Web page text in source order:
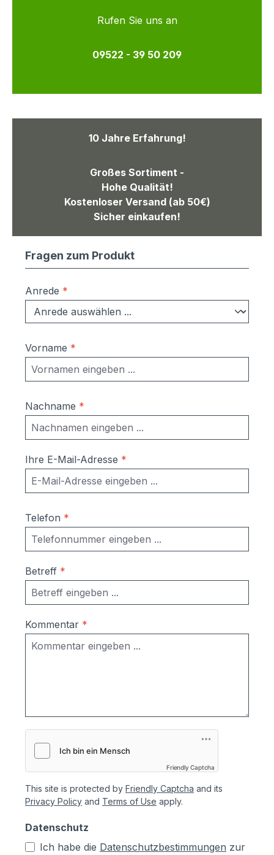
Rufen Sie uns an
09522 - 39 50 209
10 Jahre Erfahrung!
Großes Sortiment -
Hohe Qualität!
Kostenloser Versand (ab 50€)
Sicher einkaufen!
Fragen zum Produkt
Anrede *
Vorname *
Nachname *
Ihre E-Mail-Adresse *
Telefon *
Betreff *
Kommentar *
Friendly Captcha
This site is protected by Friendly Captcha and its
Privacy Policy and Terms of Use apply.
Datenschutz
Ich habe die Datenschutzbestimmungen zur